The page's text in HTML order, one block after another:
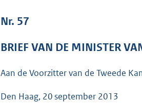
Nr. 57
BRIEF VAN DE MINISTER
Aan de Voorzitter van de Tweede
Den Haag, 20 september 2013